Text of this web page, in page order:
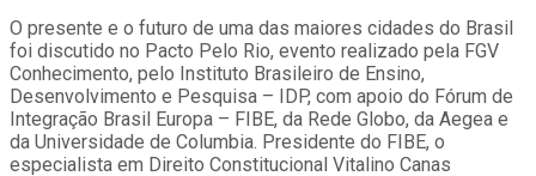
O presente e o futuro de uma das maiores cidades do Brasil
foi discutido no Pacto Pelo Rio, evento realizado pela FGV
Conhecimento, pelo Instituto Brasileiro de Ensino,
Desenvolvimento e Pesquisa – IDP, com apoio do Fórum de
Integração Brasil Europa – FIBE, da Rede Globo, da Aegea e
da Universidade de Columbia. Presidente do FIBE, o
especialista em Direito Constitucional Vitalino Canas